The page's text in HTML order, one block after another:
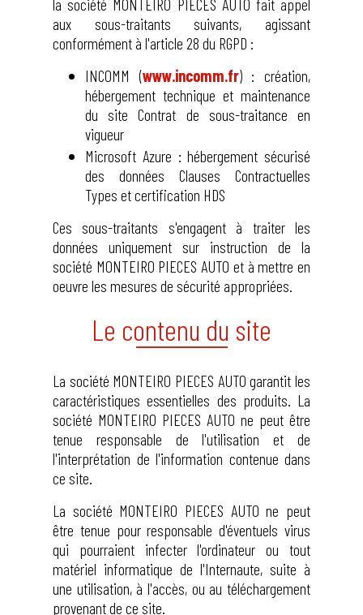
la société MONTEIRO PIECES AUTO fait appel
aux sous-traitants suivants, agissant
conformément à l'article 28 du RGPD :
INCOMM (www.incomm.fr) : création,
hébergement technique et maintenance
du site Contrat de sous-traitance en
vigueur
Microsoft Azure : hébergement sécurisé
des données Clauses Contractuelles
Types et certification HDS
Ces sous-traitants s'engagent à traiter les
données uniquement sur instruction de la
société MONTEIRO PIECES AUTO et à mettre en
oeuvre les mesures de sécurité appropriées.
Le contenu du site
La société MONTEIRO PIECES AUTO garantit les
caractéristiques essentielles des produits. La
société MONTEIRO PIECES AUTO ne peut être
tenue responsable de l'utilisation et de
l'interprétation de l'information contenue dans
ce site.
La société MONTEIRO PIECES AUTO ne peut
être tenue pour responsable d'éventuels virus
qui pourraient infecter l'ordinateur ou tout
matériel informatique de l'Internaute, suite à
une utilisation, à l'accès, ou au téléchargement
provenant de ce site.